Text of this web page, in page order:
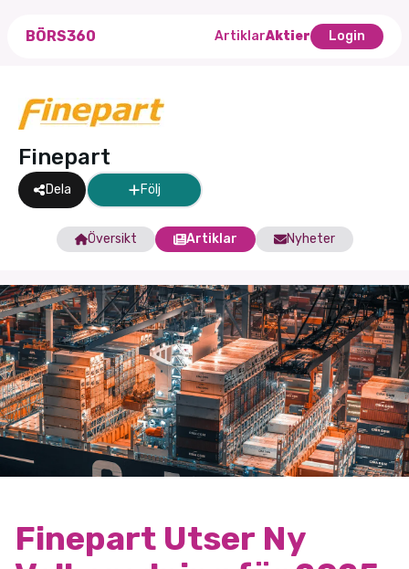
BÖRS360 ArtiklarAktier Login
Finepart
Dela Följ
Översikt Artiklar Nyheter
Finepart Utser Ny